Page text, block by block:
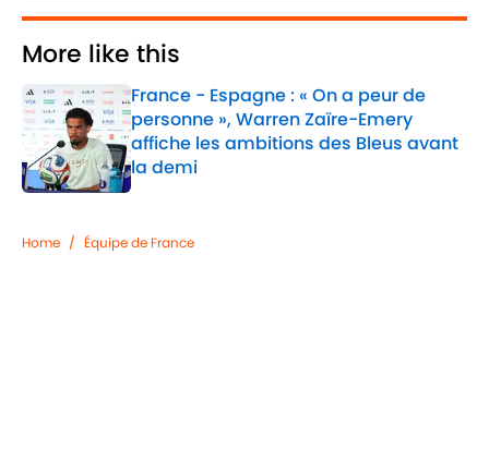
More like this
France - Espagne : « On a peur de
personne », Warren Zaïre-Emery
affiche les ambitions des Bleus avant
la demi
Published by on Invalid Date
Home / Équipe de France